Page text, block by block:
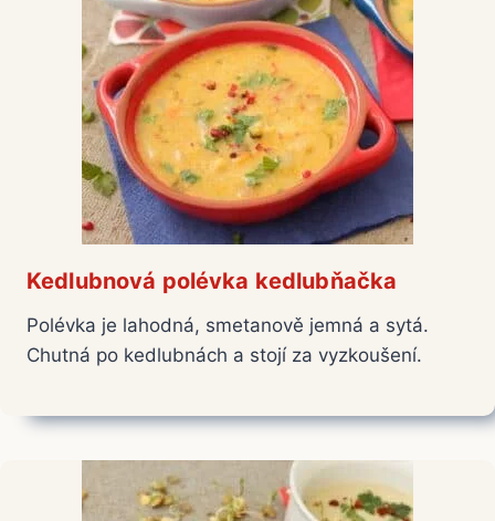
Kedlubnová polévka kedlubňačka
Polévka je lahodná, smetanově jemná a sytá.
Chutná po kedlubnách a stojí za vyzkoušení.